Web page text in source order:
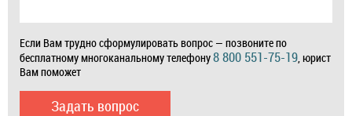
Если Вам трудно сформулировать вопрос — позвоните по
бесплатному многоканальному телефону8 800 551-75-19, юрист
Вам поможет
Задать вопрос